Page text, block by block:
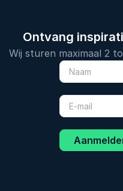
Ontvang
Wij sturen maximaal 2